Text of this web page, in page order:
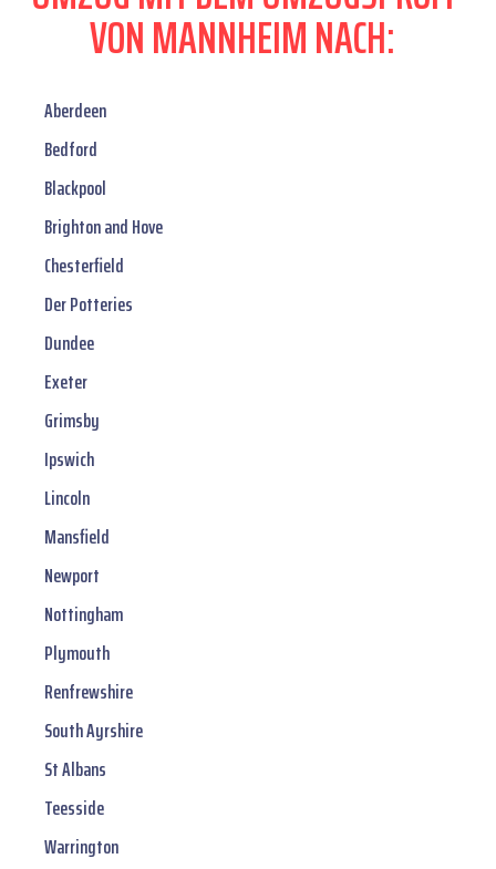
VON MANNHEIM NACH:
Aberdeen
Bedford
Blackpool
Brighton and Hove
Chesterfield
Der Potteries
Dundee
Exeter
Grimsby
Ipswich
Lincoln
Mansfield
Newport
Nottingham
Plymouth
Renfrewshire
South Ayrshire
St Albans
Teesside
Warrington